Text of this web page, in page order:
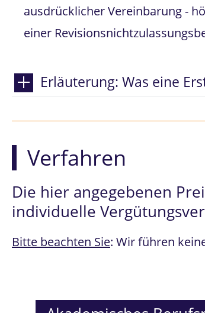
ausdrücklicher Vereinbarung -
einer
Erläuterung: Was eine
Verfahren
Die hier angegebenen
individuelle
Bitte beachten Sie: Wir führen